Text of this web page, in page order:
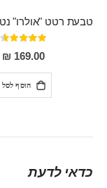
דירוג:
91%
169.00 ₪
הוסף לסל
כדאי לדעת